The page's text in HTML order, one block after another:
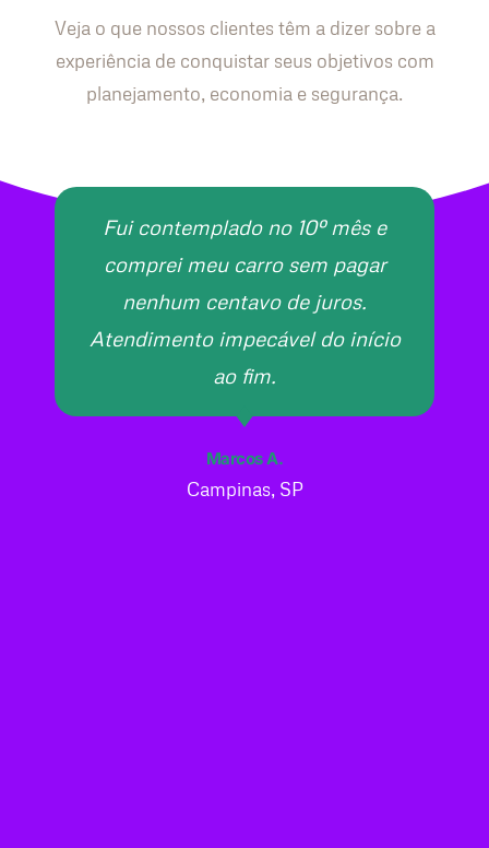
Veja o que nossos clientes têm a dizer sobre a
experiência de conquistar seus objetivos com
planejamento, economia e segurança.
Fui contemplado no 10º mês e
comprei meu carro sem pagar
nenhum centavo de juros.
Atendimento impecável do início
ao fim.
Marcos A.
Campinas, SP